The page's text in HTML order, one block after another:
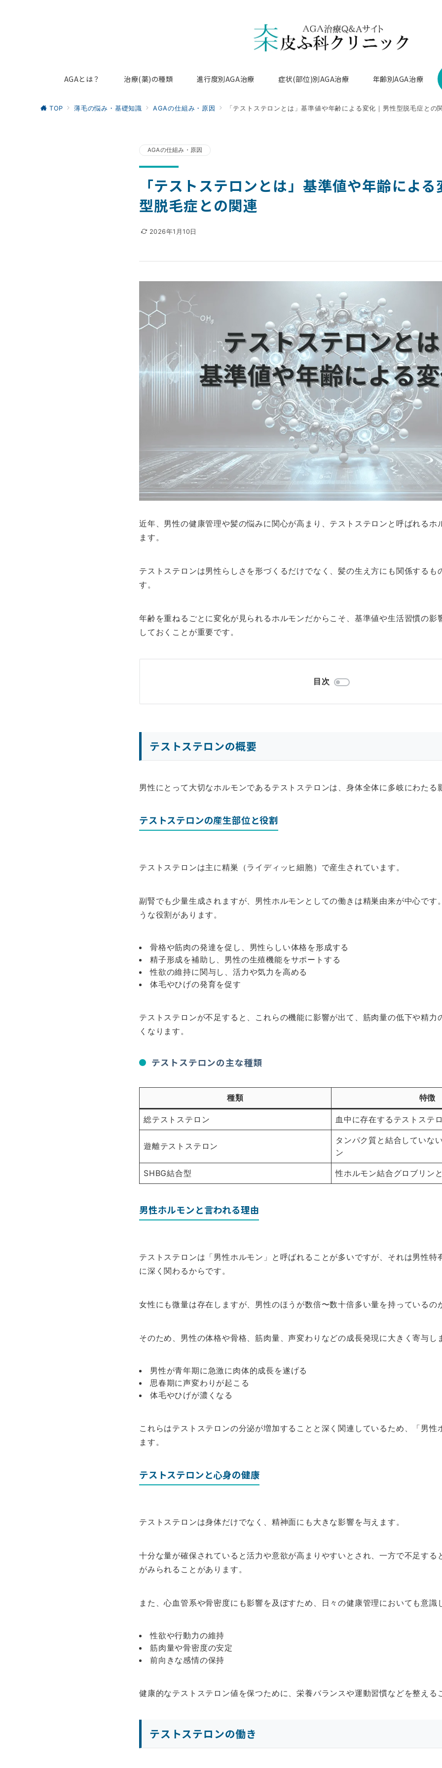
AGAとは？ 治療(薬)の種類 進行度別AGA治療 症状(部位)別AGA治療 年齢別AGA治療
TOP 薄毛の悩み・基礎知識 AGAの仕組み・原因 「テストステロンとは」基準値や年齢による変化｜男性型脱毛症との
AGAの仕組み・原因
「テストステロンとは」基準値や年齢によ
型脱毛症との関連
2026年1月10日
近年、男性の健康管理や髪の悩みに関心が高まり、テストステロンと呼ばれるホ
ます。
テストステロンは男性らしさを形づくるだけでなく、髪の生え方にも関係するも
す。
年齢を重ねるごとに変化が見られるホルモンだからこそ、基準値や生活習慣の影
しておくことが重要です。
目次
テストステロンの概要
男性にとって大切なホルモンであるテストステロンは、身体全体に多岐にわたる
テストステロンの産生部位と役割
テストステロンは主に精巣（ライディッヒ細胞）で産生されています。
副腎でも少量生成されますが、男性ホルモンとしての働きは精巣由来が中心です
うな役割があります。
骨格や筋肉の発達を促し、男性らしい体格を形成する
精子形成を補助し、男性の生殖機能をサポートする
性欲の維持に関与し、活力や気力を高める
体毛やひげの発育を促す
テストステロンが不足すると、これらの機能に影響が出て、筋肉量の低下や精力
くなります。
テストステロンの主な種類
種類 特徴
総テストステロン 血中に存在するテストステ
遊離テストステロン
タンパク質と結合していな
ン
SHBG結合型 性ホルモン結合グロブリン
男性ホルモンと言われる理由
テストステロンは「男性ホルモン」と呼ばれることが多いですが、それは男性特
に深く関わるからです。
女性にも微量は存在しますが、男性のほうが数倍〜数十倍多い量を持っているの
そのため、男性の体格や骨格、筋肉量、声変わりなどの成長発現に大きく寄与し
男性が青年期に急激に肉体的成長を遂げる
思春期に声変わりが起こる
体毛やひげが濃くなる
これらはテストステロンの分泌が増加することと深く関連しているため、「男性
ます。
テストステロンと心身の健康
テストステロンは身体だけでなく、精神面にも大きな影響を与えます。
十分な量が確保されていると活力や意欲が高まりやすいとされ、一方で不足する
がみられることがあります。
また、心血管系や骨密度にも影響を及ぼすため、日々の健康管理においても意識
性欲や行動力の維持
筋肉量や骨密度の安定
前向きな感情の保持
健康的なテストステロン値を保つために、栄養バランスや運動習慣などを整える
テストステロンの働き